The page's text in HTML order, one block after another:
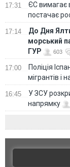
17:31
ЄС вимагає
постачає
17:14
До Дня
морський
ГУР
603
17:00
Поліція
мігрантів і
16:45
У ЗСУ
напрямку